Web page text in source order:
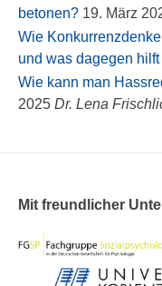
betonen? 19. März
Wie
und was dagegen hilft
Wie kann man
2025 Dr. Lena
Mit freundlicher